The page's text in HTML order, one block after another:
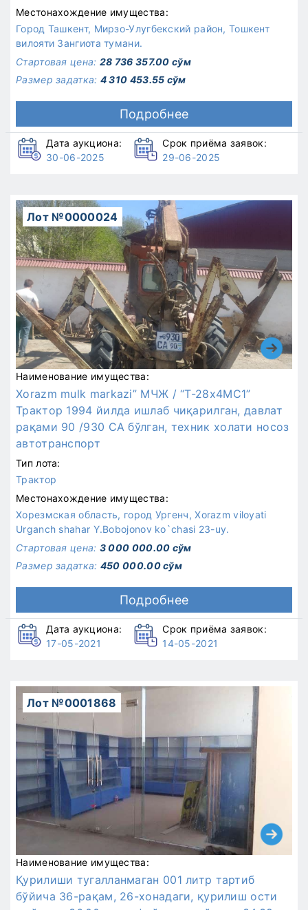
Местонахождение имущества:
Город Ташкент, Мирзо-Улугбекский район, Тошкент
вилояти Зангиота тумани.
Стартовая цена: 28 736 357.00 сўм
Размер задатка: 4 310 453.55 сўм
Подробнее
Дата аукциона:
30-06-2025
Срок приёма заявок:
29-06-2025
Лот №0000024
Наименование имущества:
Xorazm mulk markazi” МЧЖ / “Т-28х4МС1”
Трактор 1994 йилда ишлаб чиқарилган, давлат
рақами 90 /930 СA бўлган, техник холати носоз
автотранспорт
Тип лота:
Трактор
Местонахождение имущества:
Хорезмская область, город Ургенч, Xorazm viloyati
Urganch shahar Y.Bobojonov ko`chasi 23-uy.
Стартовая цена: 3 000 000.00 сўм
Размер задатка: 450 000.00 сўм
Подробнее
Дата аукциона:
17-05-2021
Срок приёма заявок:
14-05-2021
Лот №0001868
Наименование имущества:
Қурилиши тугалланмаган 001 литр тартиб
бўйича 36-рақам, 26-хонадаги, қурилиш ости